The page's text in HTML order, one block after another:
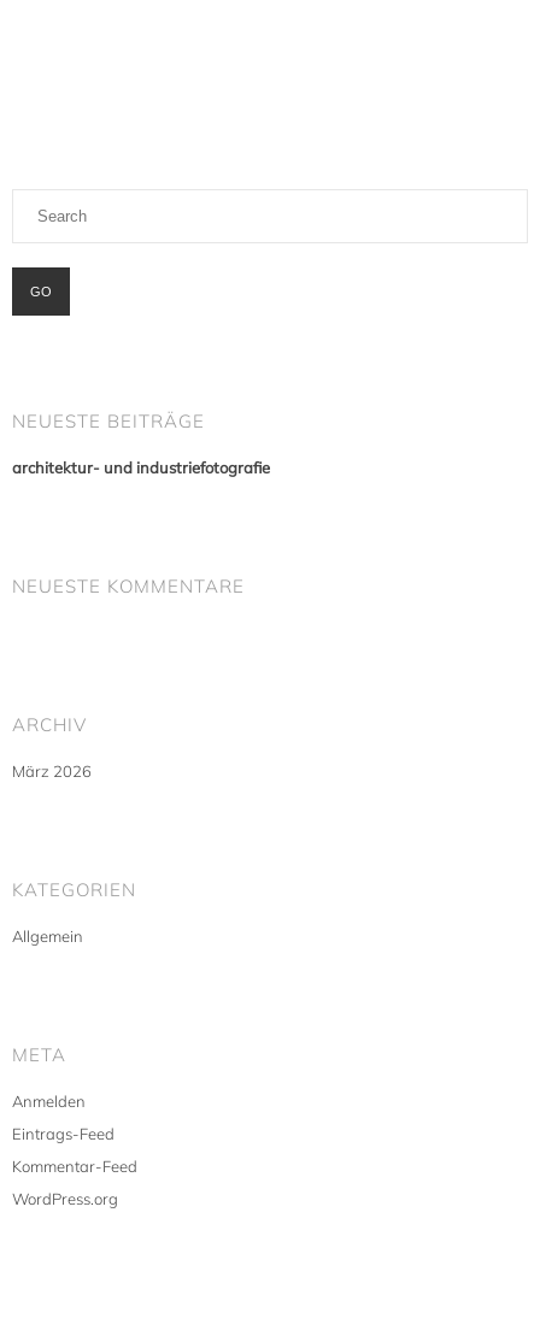
NEUESTE BEITRÄGE
architektur- und industriefotografie
NEUESTE KOMMENTARE
ARCHIV
März 2026
KATEGORIEN
Allgemein
META
Anmelden
Eintrags-Feed
Kommentar-Feed
WordPress.org